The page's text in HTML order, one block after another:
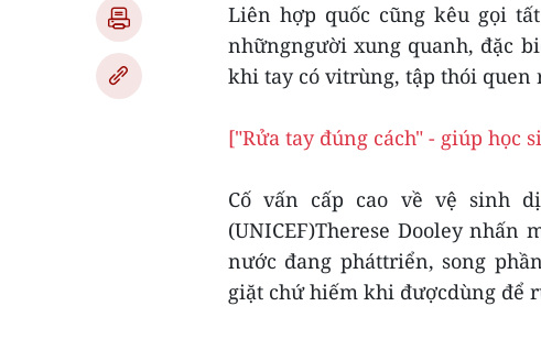
Liên hợp quốc cũng kêu gọi
nhữngngười xung quanh, đặc
khi tay có vitrùng, tập thói quen
["Rửa tay đúng cách" - giúp học
Cố vấn cấp cao về vệ sinh
(UNICEF)Therese Dooley
nước đang pháttriển, song
giặt chứ hiếm khi đượcdùng để